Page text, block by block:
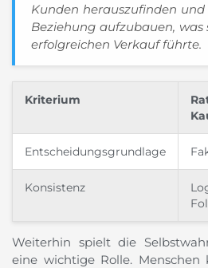
Kunden herauszufinden
Beziehung aufzubauen,
erfolgreichen Verkauf führte.
Kriterium
Entscheidungsgrundlage
Konsistenz
Weiterhin spielt die
eine wichtige Rolle.